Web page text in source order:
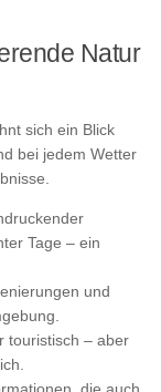
Natur
sich ein Blick
bei jedem Wetter
Tage – ein
und
touristisch – aber